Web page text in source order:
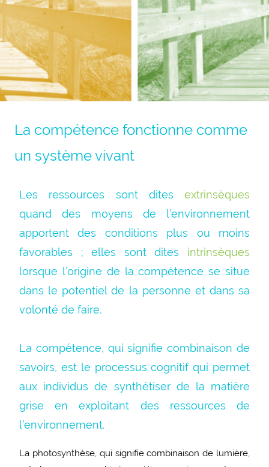
La compétence fonctionne comme
un système vivant
Les ressources sont dites extrinsèques
quand des moyens de l’environnement
apportent des conditions plus ou moins
favorables ; elles sont dites intrinsèques
lorsque l’origine de la compétence se situe
dans le potentiel de la personne et dans sa
volonté de faire.
La compétence, qui signifie combinaison de
savoirs, est le processus cognitif qui permet
aux individus de synthétiser de la matière
grise en exploitant des ressources de
l’environnement.
La photosynthèse, qui signifie combinaison de lumière,